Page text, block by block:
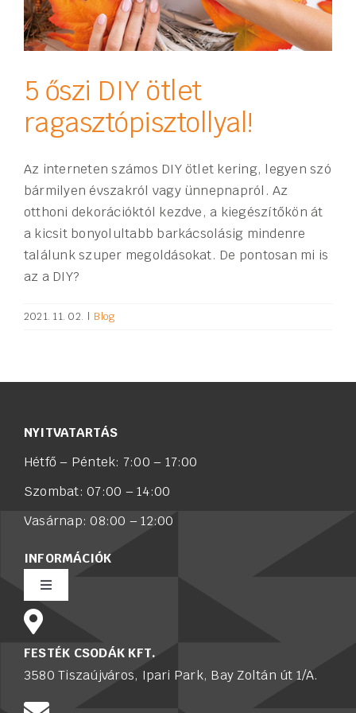
5 őszi DIY ötlet
ragasztópisztollyal!
Az interneten számos DIY ötlet kering, legyen szó
bármilyen évszakról vagy ünnepnapról. Az
otthoni dekorációktól kezdve, a kiegészítőkön át
a kicsit bonyolultabb barkácsolásig mindenre
találunk szuper megoldásokat. De pontosan mi is
az a DIY?
2021. 11. 02. | Blog
NYITVATARTÁS
Hétfő – Péntek: 7:00 – 17:00
Szombat: 07:00 – 14:00
Vasárnap: 08:00 – 12:00
INFORMÁCIÓK
Toggle
Navigation
Rólunk
Értékesítő munkatársat keresünk
FESTÉK CSODÁK KFT.
3580 Tiszaújváros, Ipari Park, Bay Zoltán út 1/A.